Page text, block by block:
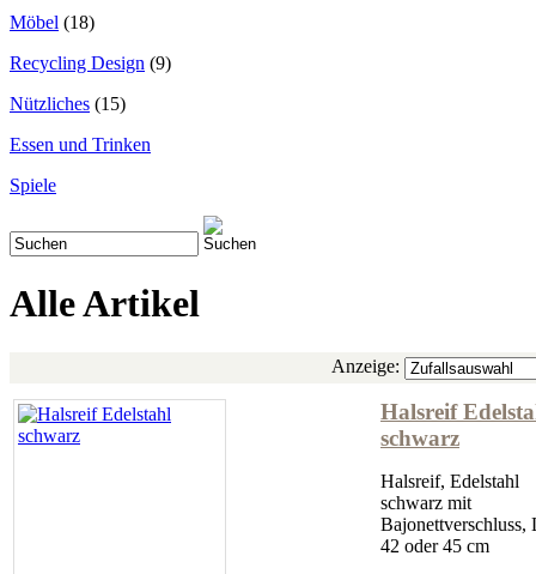
Möbel (18)
Recycling Design (9)
Nützliches (15)
Essen und Trinken
Spiele
Alle Artikel
Anzeige:
Halsreif
schwarz
Halsreif, Edelstahl
schwarz mit
Bajonettverschluss,
42 oder 45 cm